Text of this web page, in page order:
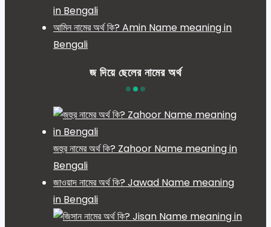
in Bengali
আমিন নামের অর্থ কি? Amin Name meaning in
Bengali
জ দিয়ে ছেলের নামের অর্থ
জহুর নামের অর্থ কি? Zahoor Name meaning in
Bengali
জাওয়াদ নামের অর্থ কি? Jawad Name meaning
in Bengali